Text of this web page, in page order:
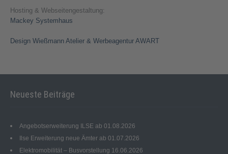
Hosting & Webseitengestaltung:
Mackey Systemhaus
Design Wießmann Atelier & Werbeagentur AWART
Neueste Beiträge
Angebotserweiterung ILSE ab 01.08.2026
Ilse Erweiterung neue Ämter ab 01.07.2026
Elektromobilität – Busvorstellung 16.06.2026